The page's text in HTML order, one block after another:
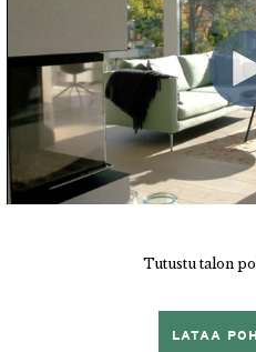
Tutustu talon
LATAA